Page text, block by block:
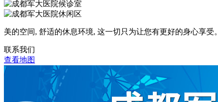
美的空间, 舒适的休息环境, 这一切只为让您有更好的身心享受
联系我们
查看地图